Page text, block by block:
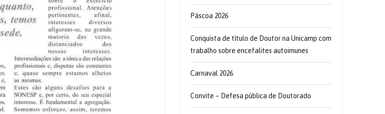
Páscoa 2026
Conquista de título de Doutor na Unicamp com
trabalho sobre encefalites autoimunes
Carnaval 2026
Convite – Defesa pública de Doutorado